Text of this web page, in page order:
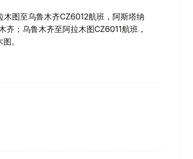
图至乌鲁木齐CZ6012航班，阿斯塔纳
；乌鲁木齐至阿拉木图CZ6011航班，
。